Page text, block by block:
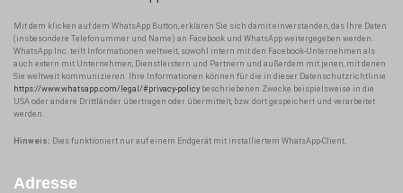
Mit dem klicken auf dem WhatsApp Button, erklären Sie sich damit einverstanden, das Ihre Daten
(insbesondere Telefonummer und Name) an Facebook und WhatsApp weitergegeben werden.
WhatsApp Inc. teilt Informationen weltweit, sowohl intern mit den Facebook-Unternehmen als
auch extern mit Unternehmen, Dienstleistern und Partnern und außerdem mit jenen, mit denen
Sie weltweit kommunizieren. Ihre Informationen können für die in dieser Datenschutzrichtlinie
https://www.whatsapp.com/legal/#privacy-policy beschriebenen Zwecke beispielsweise in die
USA oder andere Drittländer übertragen oder übermittelt, bzw. dort gespeichert und verarbeitet
werden.
Hinweis: Dies funktioniert nur auf einem Endgerät mit installiertem WhatsApp-Client.
Adresse